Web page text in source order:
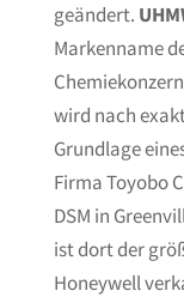
geändert.
Markenname
wird nach
Grundlage
Firma Toyobo
DSM in
ist dort der
Honeywell